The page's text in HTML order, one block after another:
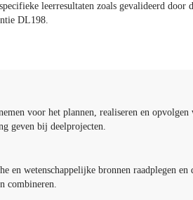
leerresultaten zoals gevalideerd door
DL198.
voor het plannen, realiseren en opvolgen
geven bij deelprojecten.
en wetenschappelijke bronnen raadplegen en
combineren.